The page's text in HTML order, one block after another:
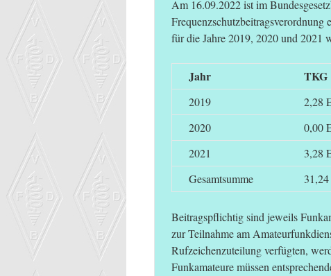
Am 16.09.2022 ist im
für die Jahre 2019, 2020 und 2021
Jahr TKG
2019 2,28
2020
0,00
2021
3,28
Gesamtsumme
Beitragspflichtig sind jeweils
zur Teilnahme am
Rufzeichenzuteilung verfügten,
Funkamateure müssen